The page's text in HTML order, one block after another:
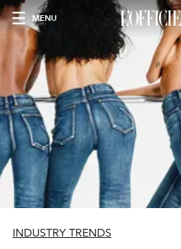
MENU
INDUSTRY TRENDS